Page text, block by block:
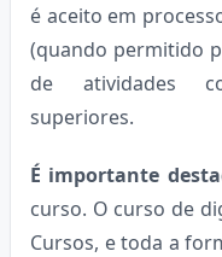
é aceito em
(quando permitido
de atividades
superiores.
É importante
curso. O curso de
Cursos, e toda a